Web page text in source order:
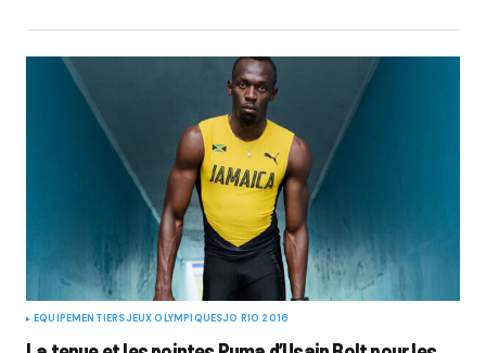
EQUIPEMENTIERSJEUX OLYMPIQUESJO RIO 2016